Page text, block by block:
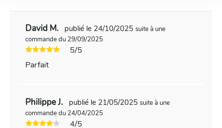
David M. publié le 24/10/2025 suite à une
commande du 29/09/2025
5/5
Parfait
Philippe J. publié le 21/05/2025 suite à une
commande du 24/04/2025
4/5